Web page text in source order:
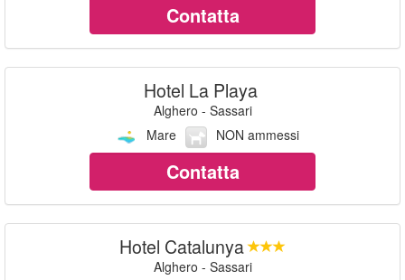
Contatta
Hotel La Playa
Alghero - Sassari
Mare
NON ammessi
Contatta
Hotel Catalunya
Alghero - Sassari